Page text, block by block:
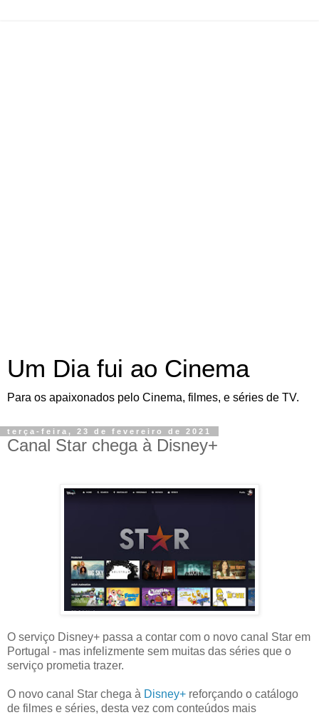
Um Dia fui ao Cinema
Para os apaixonados pelo Cinema, filmes, e séries de TV.
terça-feira, 23 de fevereiro de 2021
Canal Star chega à Disney+
O serviço Disney+ passa a contar com o novo canal Star em
Portugal - mas infelizmente sem muitas das séries que o
serviço prometia trazer.
O novo canal Star chega à Disney+ reforçando o catálogo
de filmes e séries, desta vez com conteúdos mais